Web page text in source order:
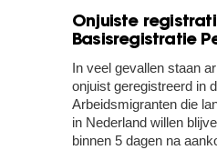
Onjuiste
Basisregistratie
In veel gevallen staan
onjuist geregistreerd in
Arbeidsmigranten die
in Nederland willen
binnen 5 dagen na